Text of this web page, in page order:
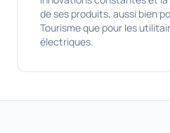
de ses produits, aussi bien
Tourisme que pour les
électriques.